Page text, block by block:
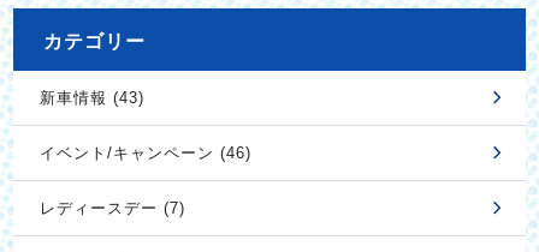
カテゴリー
新車情報 (43)
イベント/キャンペーン (46)
レディースデー (7)